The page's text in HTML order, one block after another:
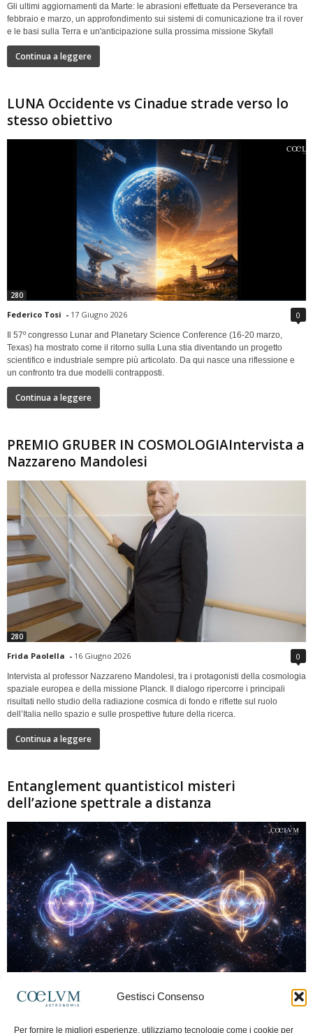
Gestisci Consenso
Per fornire le migliori esperienze, utilizziamo tecnologie come i cookie per
Gli ultimi aggiornamenti da Marte: le abrasioni effettuate da Perseverance tra
febbraio e marzo, un approfondimento sui sistemi di comunicazione tra il rover
e le basi sulla Terra e un'anticipazione sulla prossima missione Skyfall
Continua a leggere
LUNA Occidente vs Cinadue strade verso lo
stesso obiettivo
280
Federico Tosi - 17 Giugno 2026 0
Il 57º congresso Lunar and Planetary Science Conference (16-20 marzo,
Texas) ha mostrato come il ritorno sulla Luna stia diventando un progetto
scientifico e industriale sempre più articolato. Da qui nasce una riflessione e
un confronto tra due modelli contrapposti.
Continua a leggere
PREMIO GRUBER IN COSMOLOGIAIntervista a
Nazzareno Mandolesi
280
Frida Paolella - 16 Giugno 2026 0
Intervista al professor Nazzareno Mandolesi, tra i protagonisti della cosmologia
spaziale europea e della missione Planck. Il dialogo ripercorre i principali
risultati nello studio della radiazione cosmica di fondo e riflette sul ruolo
dell’Italia nello spazio e sulle prospettive future della ricerca.
Continua a leggere
Entanglement quantisticoI misteri
dell’azione spettrale a distanza
Marco Lorrai - 15 Giugno 2026 0
moderna: due particelle possono mostrare correlazioni che sembrano ignorare